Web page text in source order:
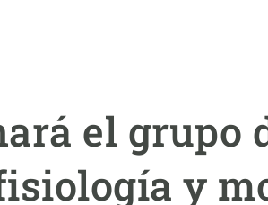
el grupo
y
Soluciones
Política y gestión
Estrategia de
Pide tu